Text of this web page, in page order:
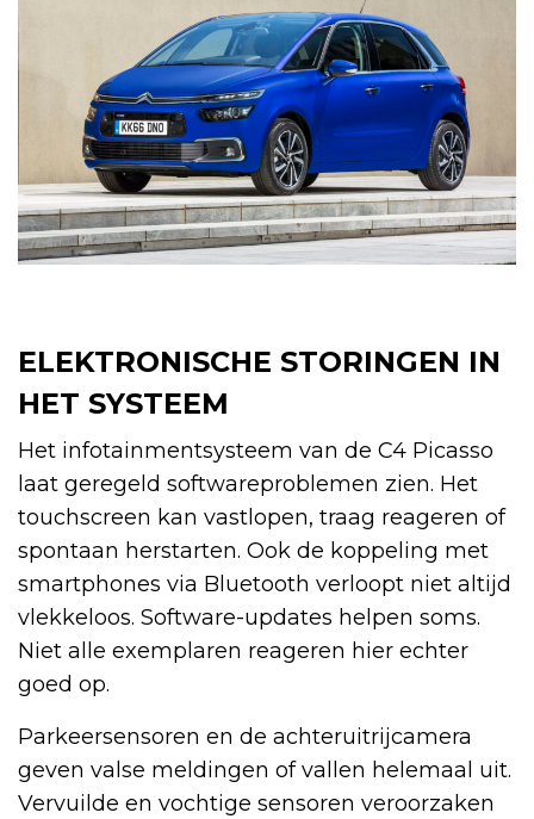
ELEKTRONISCHE STORINGEN IN
HET SYSTEEM
Het infotainmentsysteem van de C4 Picasso
laat geregeld softwareproblemen zien. Het
touchscreen kan vastlopen, traag reageren of
spontaan herstarten. Ook de koppeling met
smartphones via Bluetooth verloopt niet altijd
vlekkeloos. Software-updates helpen soms.
Niet alle exemplaren reageren hier echter
goed op.
Parkeersensoren en de achteruitrijcamera
geven valse meldingen of vallen helemaal uit.
Vervuilde en vochtige sensoren veroorzaken